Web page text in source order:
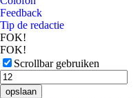
Feedback
Tip de redactie
FOK!
FOK!
Scrollbar gebruiken
opslaan